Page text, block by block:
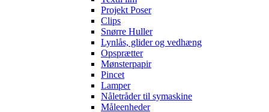
Projekt Poser
Clips
Snørre Huller
Lynlås, glider og vedhæng
Opsprætter
Mønsterpapir
Pincet
Lamper
Nåletråder til symaskine
Måleenheder